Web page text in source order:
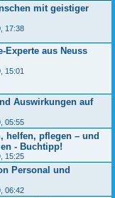
mit geistiger
17:38
Experte aus Neuss
15:01
Auswirkungen auf
05:55
helfen, pflegen – und
- Buchtipp!
15:25
Personal und
06:42